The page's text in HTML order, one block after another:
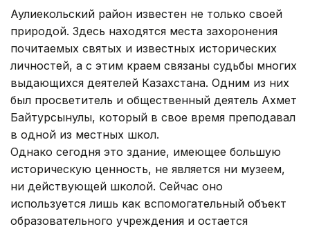
Аулиекольский район известен не только своей
природой. Здесь находятся места захоронения
почитаемых святых и известных исторических
личностей, а с этим краем связаны судьбы многих
выдающихся деятелей Казахстана. Одним из них
был просветитель и общественный деятель Ахмет
Байтурсынулы, который в свое время преподавал
в одной из местных школ.
Однако сегодня это здание, имеющее большую
историческую ценность, не является ни музеем,
ни действующей школой. Сейчас оно
используется лишь как вспомогательный объект
образовательного учреждения и остается